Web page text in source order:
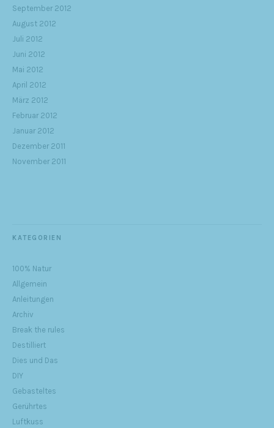
September 2012
August 2012
Juli 2012
Juni 2012
Mai 2012
April 2012
März 2012
Februar 2012
Januar 2012
Dezember 2011
November 2011
KATEGORIEN
100% Natur
Allgemein
Anleitungen
Archiv
Break the rules
Destilliert
Dies und Das
DIY
Gebasteltes
Gerührtes
Luftkuss